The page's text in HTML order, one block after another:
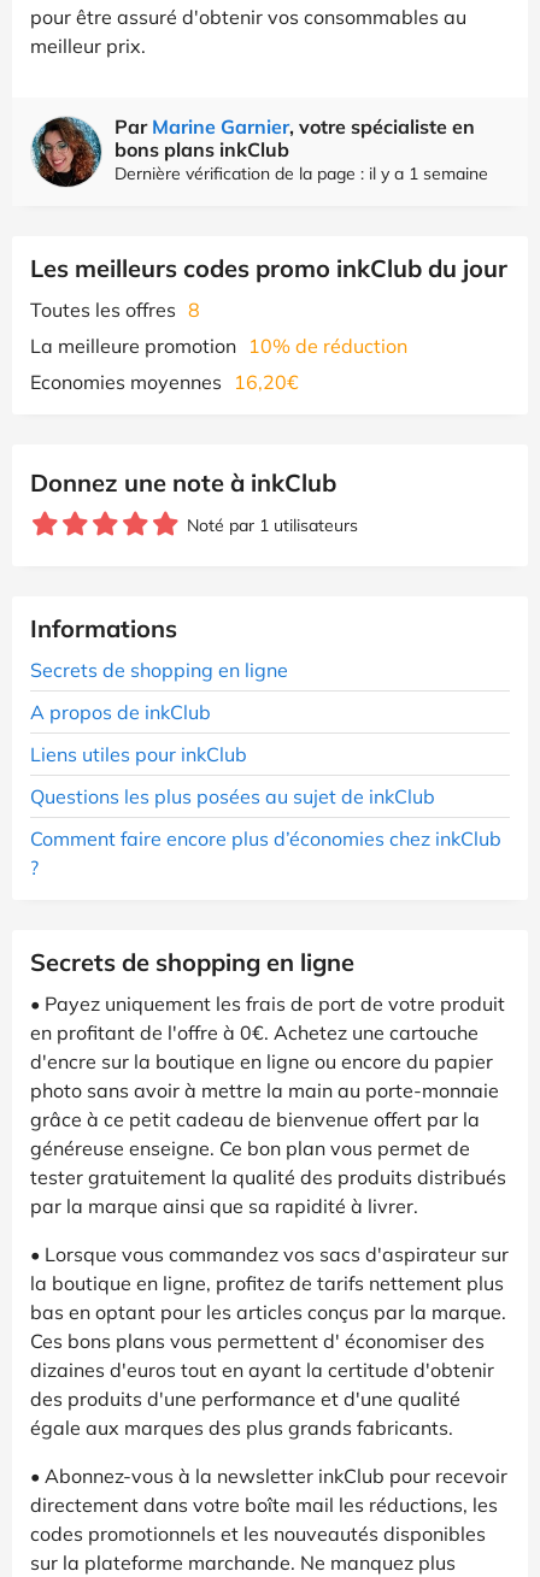
pour être assuré d'obtenir vos consommables au
meilleur prix.
Par Marine Garnier, votre spécialiste en
bons plans inkClub
Dernière vérification de la page : il y a 1 semaine
Les meilleurs codes promo inkClub du jour
Toutes les offres 8
La meilleure promotion 10% de réduction
Economies moyennes
16,20€
Donnez une note à inkClub
Noté par 1 utilisateurs
Informations
Secrets de shopping en ligne
A propos de inkClub
Liens utiles pour inkClub
Questions les plus posées au sujet de inkClub
Comment faire encore plus d’économies chez inkClub
?
Secrets de shopping en ligne
• Payez uniquement les frais de port de votre produit
en profitant de l'offre à 0€. Achetez une cartouche
d'encre sur la boutique en ligne ou encore du papier
photo sans avoir à mettre la main au porte-monnaie
grâce à ce petit cadeau de bienvenue offert par la
généreuse enseigne. Ce bon plan vous permet de
tester gratuitement la qualité des produits distribués
par la marque ainsi que sa rapidité à livrer.
• Lorsque vous commandez vos sacs d'aspirateur sur
la boutique en ligne, profitez de tarifs nettement plus
bas en optant pour les articles conçus par la marque.
Ces bons plans vous permettent d' économiser des
dizaines d'euros tout en ayant la certitude d'obtenir
des produits d'une performance et d'une qualité
égale aux marques des plus grands fabricants.
• Abonnez-vous à la newsletter inkClub pour recevoir
directement dans votre boîte mail les réductions, les
codes promotionnels et les nouveautés disponibles
sur la plateforme marchande. Ne manquez plus